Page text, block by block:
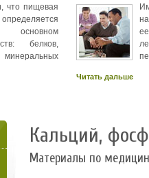
что пищевая
основном
белков,
Читать дальше
Кальций,
Материалы по